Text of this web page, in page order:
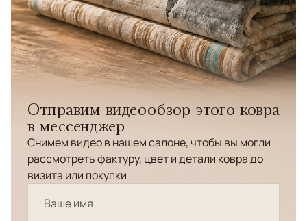
Отправим видеообзор этого ковра
в мессенджер
Снимем видео в нашем салоне, чтобы вы могли
рассмотреть фактуру, цвет и детали ковра до
визита или покупки